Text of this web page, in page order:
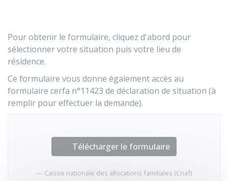
Pour obtenir le formulaire, cliquez d'abord pour
sélectionner votre situation puis votre lieu de
résidence.
Ce formulaire vous donne également accès au
formulaire cerfa n°11423 de déclaration de situation (à
remplir pour effectuer la demande).
Télécharger le formulaire
Caisse nationale des allocations familiales (Cnaf)